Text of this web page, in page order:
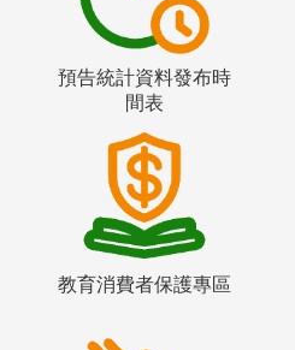
預告統計資料發布時
間表
教育消費者保護專區